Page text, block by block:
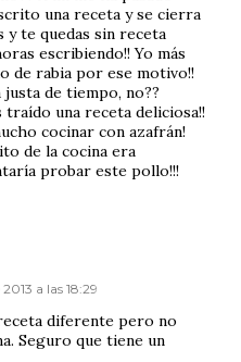
una receta y se cierra
te quedas sin receta
escribiendo!! Yo más
de rabia por ese motivo!!
justa de tiempo, no??
traído una receta deliciosa!!
cocinar con azafrán!
de la cocina era
probar este pollo!!!
a las 18:29
diferente pero no
Seguro que tiene un